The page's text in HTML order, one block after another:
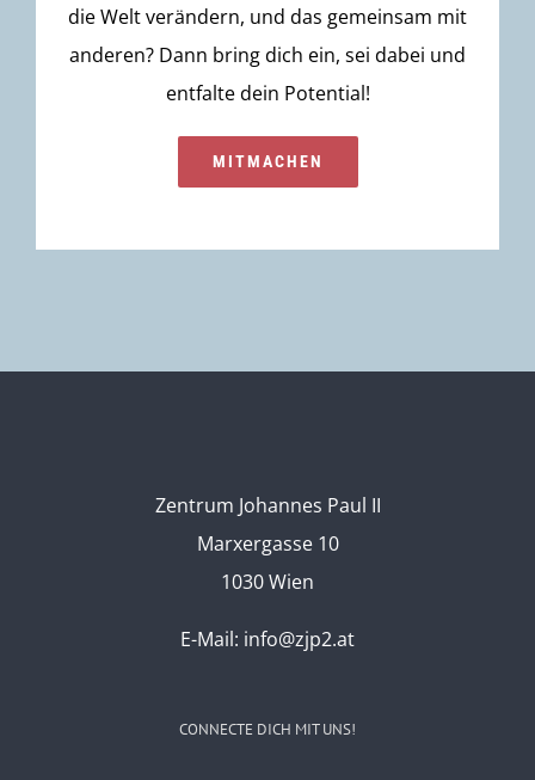
die Welt verändern, und das gemeinsam mit
anderen? Dann bring dich ein, sei dabei und
entfalte dein Potential!
MITMACHEN
Zentrum Johannes Paul II
Marxergasse 10
1030 Wien
E-Mail: info@zjp2.at
CONNECTE DICH MIT UNS!